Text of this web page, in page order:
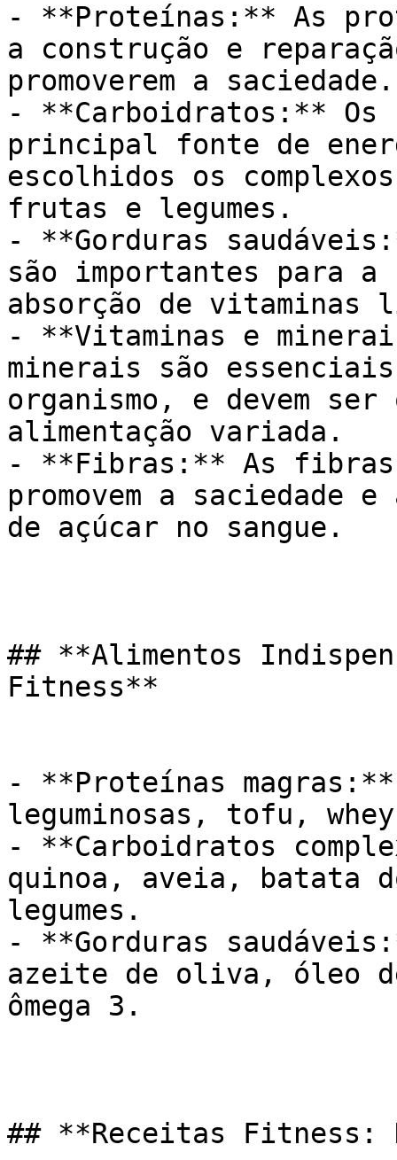
- **Proteínas:** As
a construção e
promoverem a saciedade.
- **Carboidratos:** Os
principal fonte de
escolhidos os
frutas e legumes.
- **Gorduras
são importantes para a
absorção de vitaminas
- **Vitaminas e
minerais são
organismo, e devem
alimentação variada.
- **Fibras:** As
promovem a saciedade
de açúcar no sangue.
## **Alimentos
Fitness**
- **Proteínas
leguminosas, tofu,
- **Carboidratos
quinoa, aveia, batata
legumes.
- **Gorduras
azeite de oliva, óleo
ômega 3.
## **Receitas